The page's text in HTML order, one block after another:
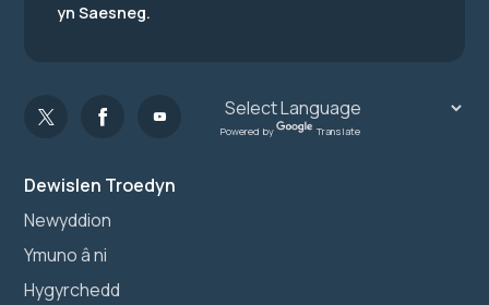
Dewislen Troedyn
Newyddion
Ymuno â ni
Hygyrchedd
yn Saesneg.
Powered by Translate